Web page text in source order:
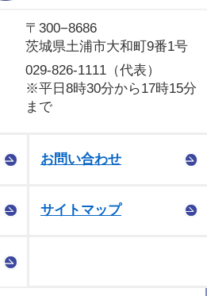
〒300−8686
茨城県土浦市大和町9番1号
029-826-1111（代表）
※平日8時30分から17時15分
まで
お問い合わせ
サイトマップ